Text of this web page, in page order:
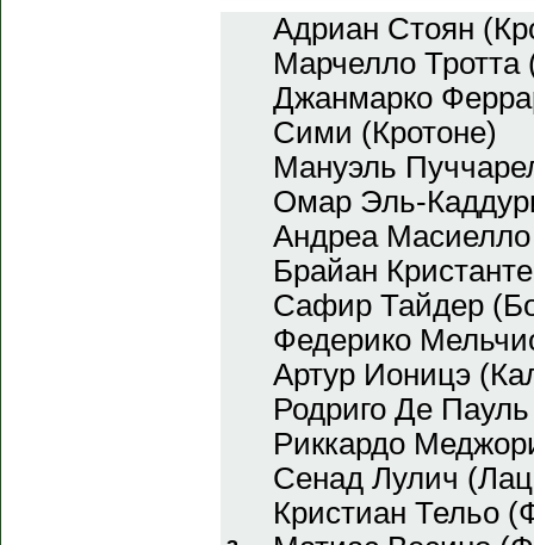
Адриан Стоян
Марчелло Тротта
Джанмарко
Сими (Кротоне)
Мануэль
Омар Эль-
Андреа
Брайан
Сафир Тайдер
Федерико
Артур Ионицэ
Родриго Де
Риккардо
Сенад Лулич
Кристиан Тельо